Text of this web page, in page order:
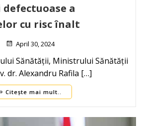
a
cu risc înalt
April 30, 2024
Sănătății, Ministrului Sănătății
dr. Alexandru Rafila […]
Citește mai mult..